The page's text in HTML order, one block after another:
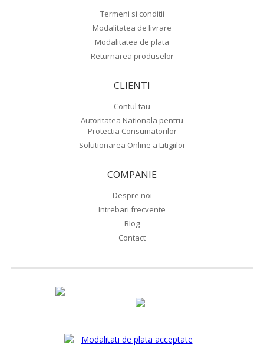
Termeni si conditii
Modalitatea de livrare
Modalitatea de plata
Returnarea produselor
CLIENTI
Contul tau
Autoritatea Nationala pentru
Protectia Consumatorilor
Solutionarea Online a Litigiilor
COMPANIE
Despre noi
Intrebari frecvente
Blog
Contact